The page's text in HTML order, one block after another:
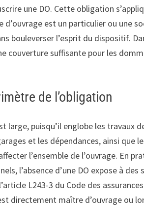
une DO. Cette obligation
d’ouvrage est un particulier ou
bouleverser l’esprit du dispositif.
couverture suffisante pour les
de l’obligation
large, puisqu’il englobe les
et les dépendances, ainsi
l’ensemble de l’ouvrage. En
l’absence d’une DO expose à
L243-3 du Code des
directement maître d’ouvrage ou